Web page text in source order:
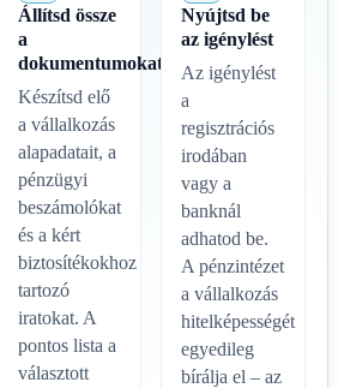
Állítsd össze
a
dokumentumokat
Készítsd elő
a vállalkozás
alapadatait, a
pénzügyi
beszámolókat
és a kért
biztosítékokhoz
tartozó
iratokat. A
pontos lista a
választott
Nyújtsd be
az igénylést
Az igénylést
a
regisztrációs
irodában
vagy a
banknál
adhatod be.
A pénzintézet
a vállalkozás
hitelképességét
egyedileg
bírálja el – az